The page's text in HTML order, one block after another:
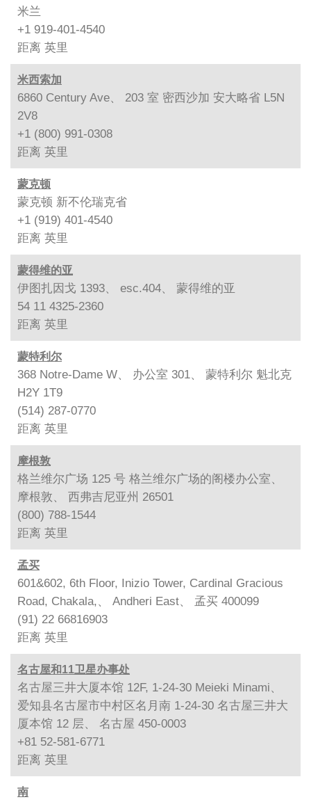
米兰
+1 919-401-4540
距离 英里
米西索加
6860 Century Ave、 203 室 密西沙加 安大略省 L5N
2V8
+1 (800) 991-0308
距离 英里
蒙克顿
蒙克顿 新不伦瑞克省
+1 (919) 401-4540
距离 英里
蒙得维的亚
伊图扎因戈 1393、 esc.404、 蒙得维的亚
54 11 4325-2360
距离 英里
蒙特利尔
368 Notre-Dame W、 办公室 301、 蒙特利尔 魁北克
H2Y 1T9
(514) 287-0770
距离 英里
摩根敦
格兰维尔广场 125 号 格兰维尔广场的阁楼办公室、
摩根敦、 西弗吉尼亚州 26501
(800) 788-1544
距离 英里
孟买
601&602, 6th Floor, Inizio Tower, Cardinal Gracious
Road, Chakala,、 Andheri East、 孟买 400099
(91) 22 66816903
距离 英里
名古屋和11卫星办事处
名古屋三井大厦本馆 12F, 1-24-30 Meieki Minami、
爱知县名古屋市中村区名月南 1-24-30 名古屋三井大
厦本馆 12 层、 名古屋 450-0003
+81 52-581-6771
距离 英里
南